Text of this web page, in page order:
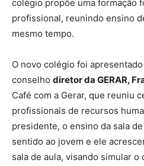
colégio propõe uma formação
profissional, reunindo ensino
mesmo tempo.
O novo colégio foi
conselho diretor da GERAR,
Café com a Gerar, que reuniu
profissionais de recursos
presidente, o ensino da sala
sentido ao jovem e ele
sala de aula, visando simular